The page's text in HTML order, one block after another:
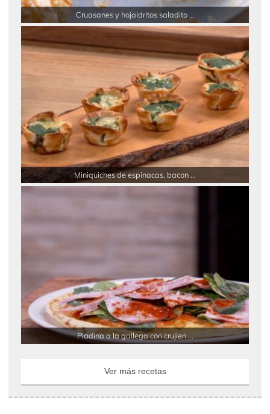
Cruasanes y hojaldritos saladito ...
Miniquiches de espinacas, bacon ...
Piadina a la gallega con crujien ...
Ver más recetas